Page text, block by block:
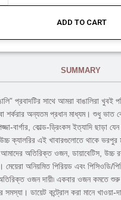
ADD TO CART
SUMMARY
প্রবাদটির সাথে আমরা বাঙালিরা
শর্করার অন্যতম প্রধান মাধ্যম। শুধু ভাত
বার্গার, কোল্ড-ড্রিংকস ইত্যাদি ছাড়া
ক্যালরির এই খাবারগুলোতে থাকে ভরপুর
অতিরিক্ত ওজন, ডায়াবেটিস, উচ্চ
মেয়েরা অনিয়মিত পিরিয়ড এবং পিসিওডি/
ওজন দায়ী৷ একবার ওজন কমতে শুরু
ডায়েট কন্ট্রোল করা মানে খাওয়া-